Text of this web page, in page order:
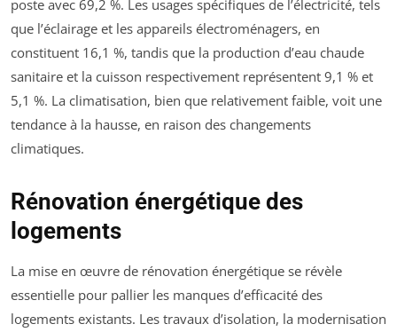
poste avec 69,2 %. Les usages spécifiques de l’électricité, tels
que l’éclairage et les appareils électroménagers, en
constituent 16,1 %, tandis que la production d’eau chaude
sanitaire et la cuisson respectivement représentent 9,1 % et
5,1 %. La climatisation, bien que relativement faible, voit une
tendance à la hausse, en raison des changements
climatiques.
Rénovation énergétique des
logements
La mise en œuvre de rénovation énergétique se révèle
essentielle pour pallier les manques d’efficacité des
logements existants. Les travaux d’isolation, la modernisation